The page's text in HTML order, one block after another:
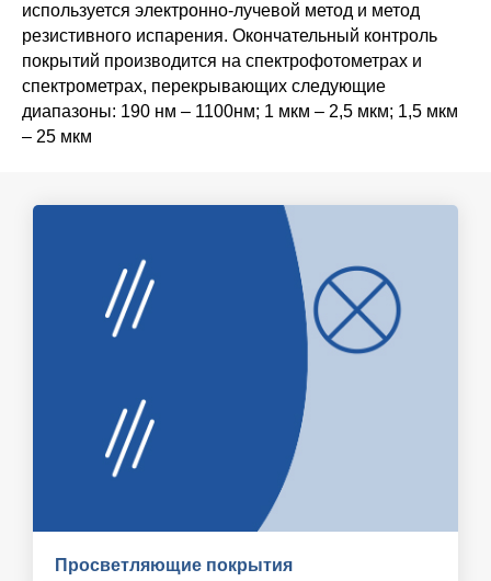
используется электронно-лучевой метод и метод
резистивного испарения. Окончательный контроль
покрытий производится на спектрофотометрах и
спектрометрах, перекрывающих следующие
диапазоны: 190 нм – 1100нм; 1 мкм – 2,5 мкм; 1,5 мкм
– 25 мкм
Просветляющие покрытия